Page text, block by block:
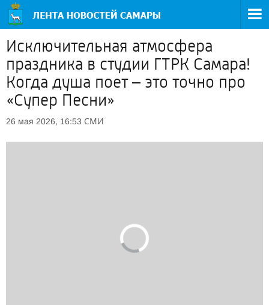
Исключительная атмосфера
праздника в студии ГТРК Самара!
Когда душа поет – это точно про
«Супер Песни»
26 мая 2026, 16:53 СМИ